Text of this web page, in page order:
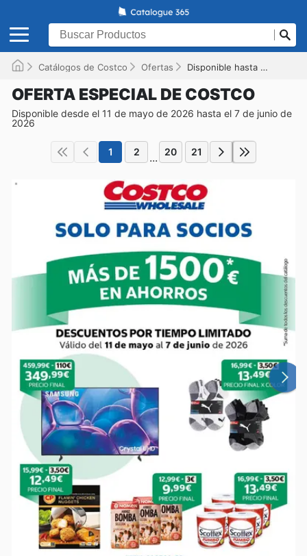
Catálogos de Costco Ofertas Disponible hasta el 07/06/2026
OFERTA ESPECIAL DE COSTCO
Disponible desde el 11 de mayo de 2026 hasta el 7 de junio de
2026
1 2 ... 20 21